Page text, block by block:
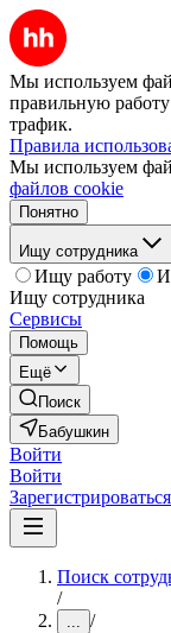
Мы используем
правильную работу
трафик.
Правила
Мы используем
файлов cookie
Понятно
Ищу сотрудника
Ищу работу
Ищу сотрудника
Сервисы
Помощь
Ещё
Поиск
Бабушкин
Войти
Войти
Зарегистрироваться
Поиск
/
... /